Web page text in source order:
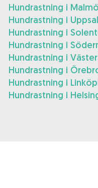
Hundrastning i Malmö
Hundrastning i
Hundrastning i
Hundrastning i
Hundrastning i
Hundrastning i
Hundrastning i
Hundrastning i